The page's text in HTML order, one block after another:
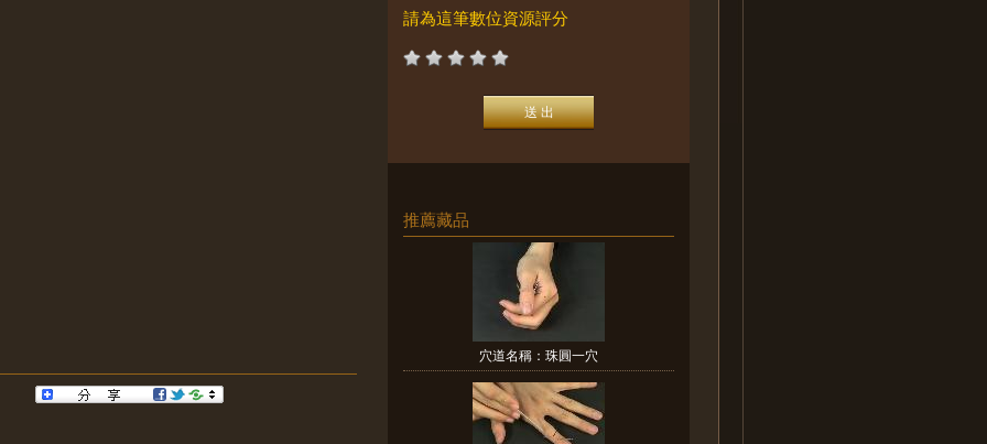
請為這筆數位資源評分
推薦藏品
穴道名稱：珠圓一穴